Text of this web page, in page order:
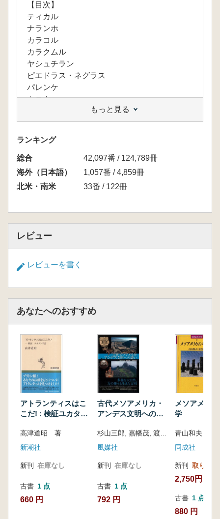
【目次】
ティカル
ナランホ
カラコル
カラクムル
ヤシュチラン
ピエドラス・ネグラス
パレンケ
トニナー
キリグアー
もっと見る
ランキング
総合
42,097番 / 124,789冊
海外（日本語）
1,057番 / 4,859冊
北米・南米
33番 / 122冊
レビュー
レビューを書く
あなたへのおすすめ
アトランティスはこ
こだ! : 検証ユカタン
高津道昭 著
新潮社
新刊 在庫なし
古書 1 点
660 円
古代メソアメリカ・
アンデス文明への誘
杉山三郎, 嘉幡茂, 渡部森哉著
風媒社
新刊 在庫なし
古書 1 点
792 円
メソアメリ
学
青山和夫 猪
同成社
新刊 取り寄せ
2,750円
古書 1 点
880 円